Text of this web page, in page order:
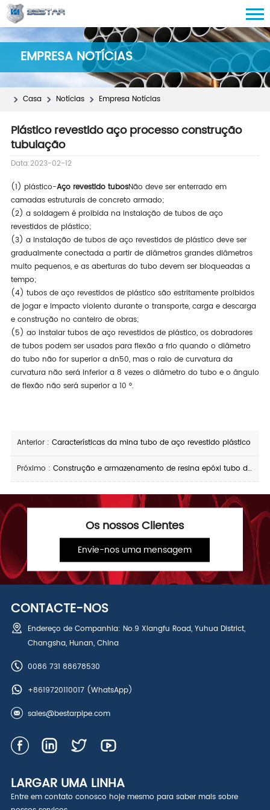
EMPRESA NOTÍCIAS
Casa Notícias Empresa Notícias
Plástico revestido aço processo construção
tubulação
Data:2023-02-12
(1) plástico-Aço revestido tubosNão deve ser enterrado em
camadas estruturais de concreto armado;
(2) a soldagem é proibida na instalação de tubos de aço
revestidos de plástico;
(3) a instalação de tubos de aço revestidos de plástico deve ser
gradualmente conectada a partir de diâmetros grandes diâmetros
muito pequenos, e as aberturas do tubo devem ser bloqueadas a
tempo;
(4) tubos de aço revestidos de plástico são estritamente proibidos
de jogar e impacto violento durante o transporte, carga e descarga
e construção no canteiro de obras;
(5) ao instalar tubos de aço revestidos de plástico, os dobradores
de tubos podem ser usados para flexão a frio quando o diâmetro
do tubo não for superior a dn50, mas o raio de curvatura da
curvatura não será inferior a 8 vezes o diâmetro do tubo e o ângulo
de flexão não será superior a 10 °.
Anterior : Características da mina tubo de aço revestido plástico
Próximo : Construção e armazenamento de resina epóxi tubo de aço revestido
Os nossos Clientes
Envie-nos uma mensagem
CONTACTE-NOS
Endereço de Companhia: No.9 Xiangfu Road, Yuhua District,
Changsha, Hunan, China
0086 731 88678530
+8619720110017(WhatsApp)
sales@bestarpipe.com
LARGAR UMA LINHA
Entre em contato conosco hoje mesmo para saber mais sobre